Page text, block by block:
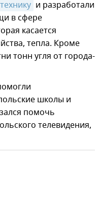
и разработали
в сфере
касается
тепла. Кроме
тонн угля от города-
школы и
помочь
телевидения,